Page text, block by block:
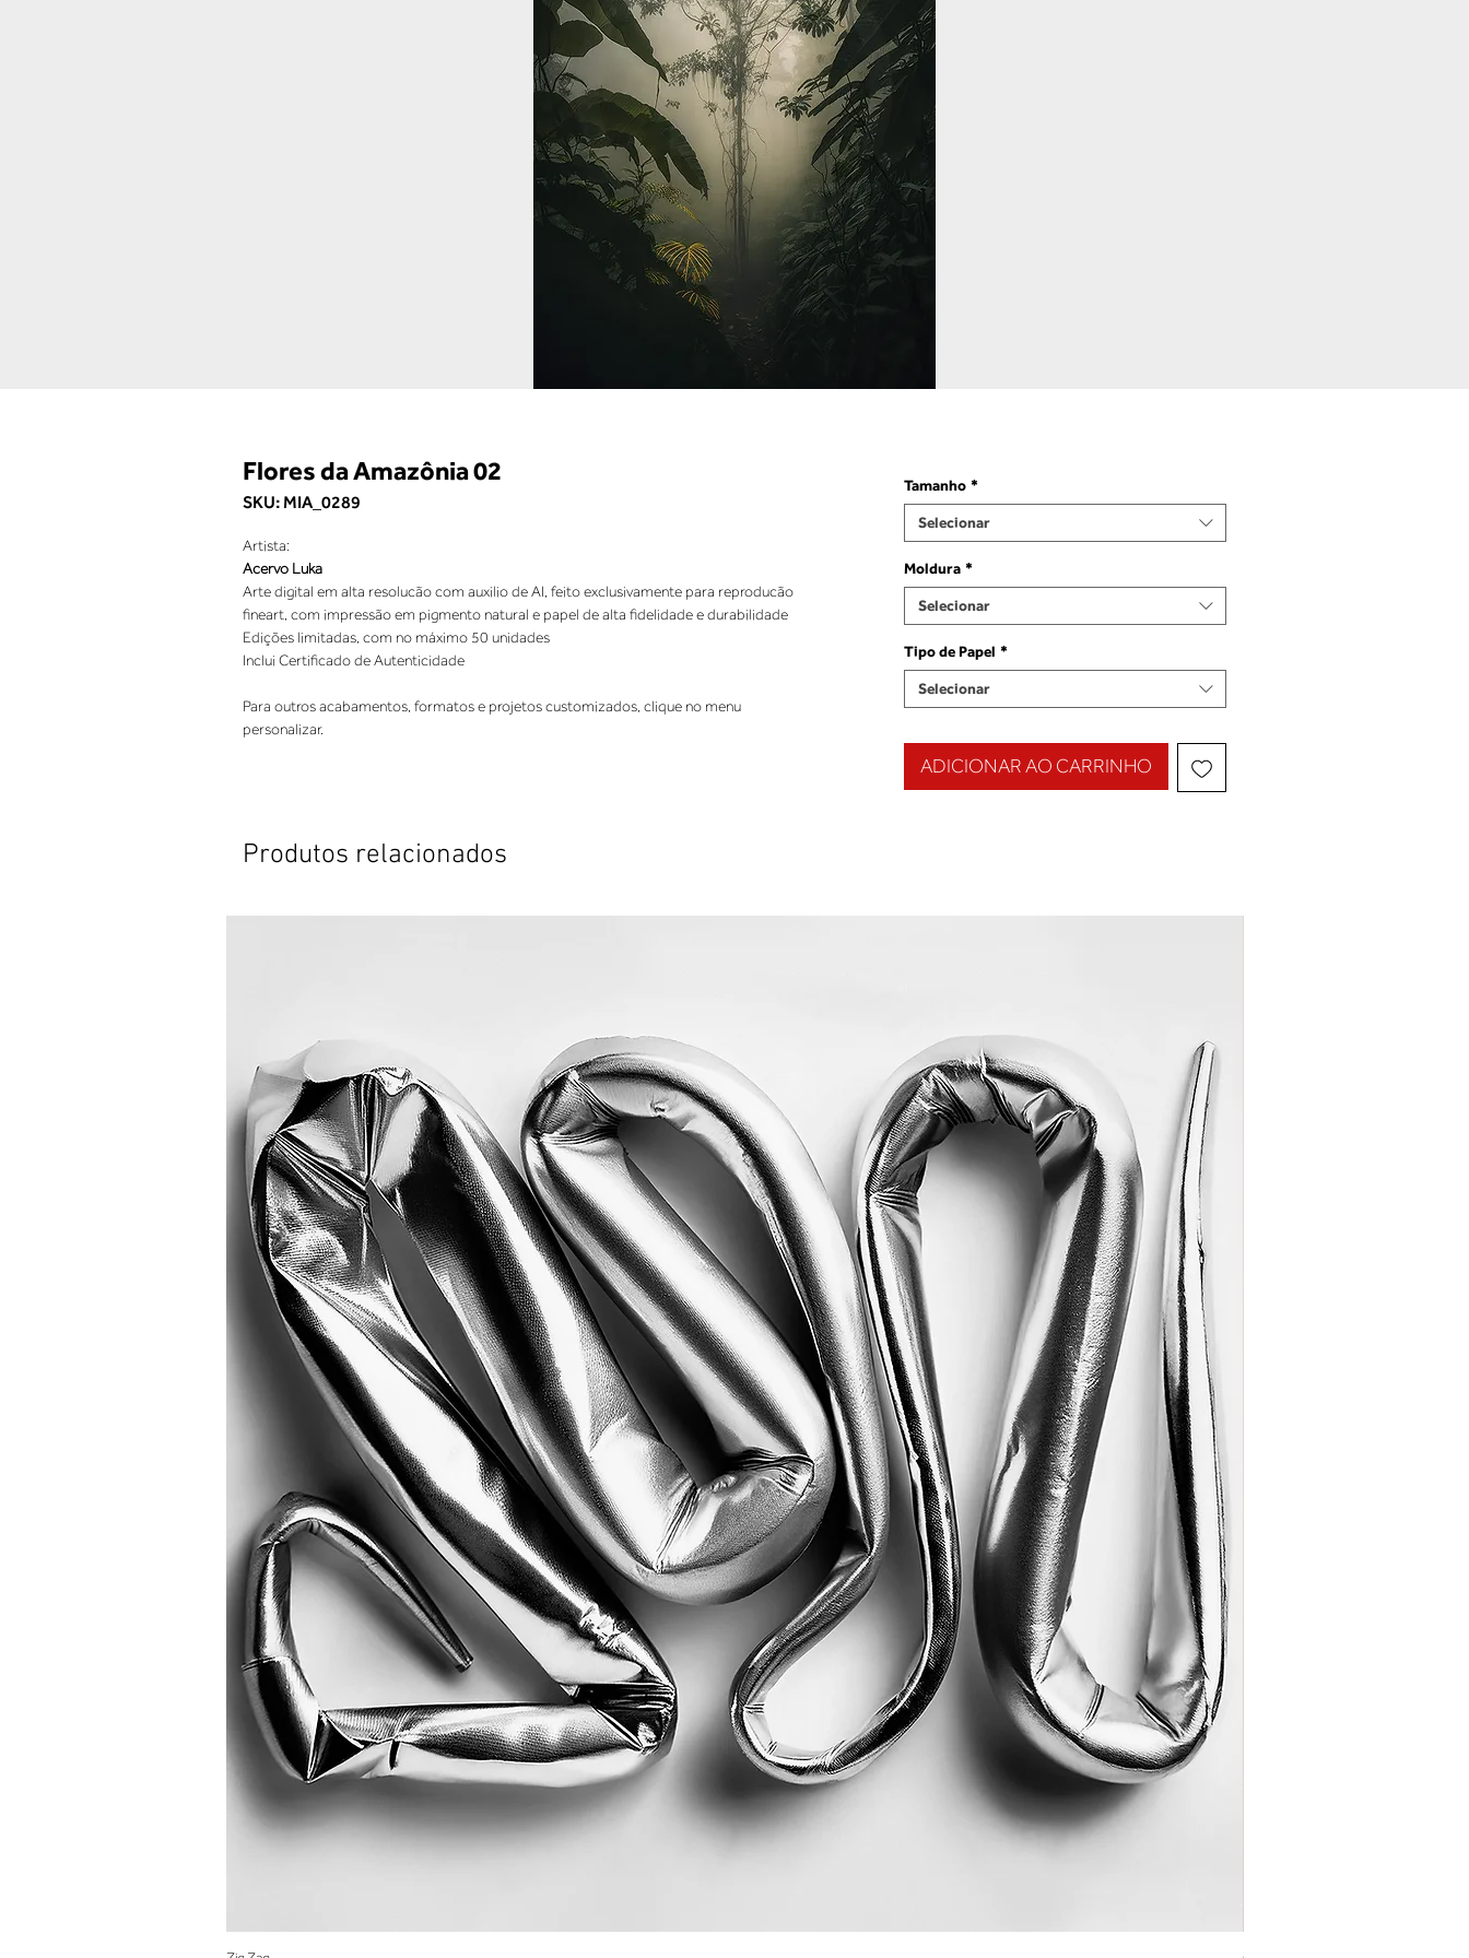
Flores da Amazônia 02
SKU: MIA_0289
Artista:
Acervo Luka
Arte digital em alta resolucão com auxilio de AI, feito exclusivamente para reproducão
fineart, com impressão em pigmento natural e papel de alta fidelidade e durabilidade
Edições limitadas, com no máximo 50 unidades
Inclui Certificado de Autenticidade
Para outros acabamentos, formatos e projetos customizados, clique no menu
personalizar.
Tamanho *
Selecionar
Moldura *
Selecionar
Tipo de Papel *
Selecionar
ADICIONAR AO CARRINHO
Produtos relacionados